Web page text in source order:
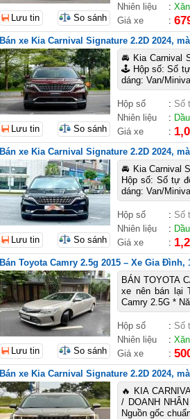
Nhiên liệu
:
Giá xe
:
Lưu tin So sánh
Bán xe Kia Carnival Signature 2.2D 2024,
🚘 Kia Carnival
🕹️ Hộp số: Số tự
dáng: Van/
Hộp số : Số
Nhiên liệu
: Dầu
Giá xe
:
Lưu tin So sánh
Bán xe Kia Carnival Signature 2.2D 2024,
🚘 Kia Carnival
Hộp số: Số tự
dáng: Van/
Hộp số : Số
Nhiên liệu
: Dầu
Giá xe
:
Lưu tin So sánh
Bán Toyota Camry 2.5g 2015 – Xe Gia Đình,
BÁN TOYOTA
xe nên bán lại
Camry 2.5G *
Hộp số : Số
Nhiên liệu
:
Giá xe
:
Lưu tin So sánh
Bán xe Kia Carnival Signature 2.2D 2024,
🔥 KIA
/ DOANH
Nguồn gốc